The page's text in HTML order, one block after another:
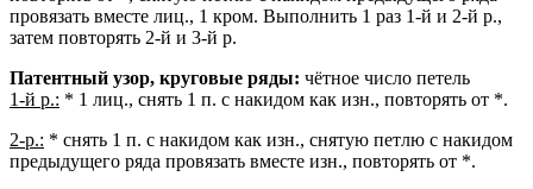
провязать вместе лиц., 1 кром. Выполнить 1 раз 1-й и 2-й р.,
затем повторять 2-й и 3-й р.
Патентный узор, круговые ряды: чётное число петель
1-й р.: * 1 лиц., снять 1 п. с накидом как изн., повторять от *.
2-р.: * снять 1 п. с накидом как изн., снятую петлю с накидом
предыдущего ряда провязать вместе изн., повторять от *.